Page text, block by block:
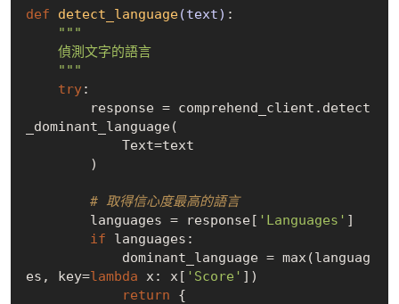
def detect_language(text) :
"""
    """
try:
_dominant_language(
# 取得信心度最高的語言
        languages = response[
'Languages' ]
if languages:
es, key=lambda x: x[ 'Score' ])
return {